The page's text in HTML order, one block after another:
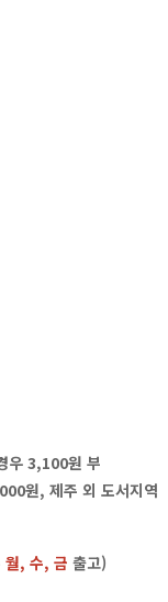
우 3,100원 부
원, 제주 외 도서지역
월, 수, 금 출고)